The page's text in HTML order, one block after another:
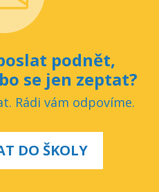
podnět,
se jen zeptat?
Rádi vám odpovíme.
DO ŠKOLY